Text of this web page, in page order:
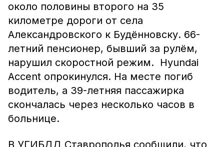
около половины второго на 35
километре дороги от села
Александровского к Будённовску. 66-
летний пенсионер, бывший за рулём,
нарушил скоростной режим. Hyundai
Accent опрокинулся. На месте погиб
водитель, а 39-летняя пассажирка
скончалась через несколько часов в
больнице.
В УГИБДД Ставрополья сообщили, что